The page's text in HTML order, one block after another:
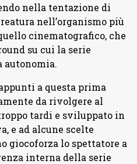
nella tentazione di
nell’organismo più
cinematografico, che
su cui la serie
autonomia.
a questa prima
da rivolgere al
tardi e sviluppato in
e ad alcune scelte
giocoforza lo spettatore a
interna della serie